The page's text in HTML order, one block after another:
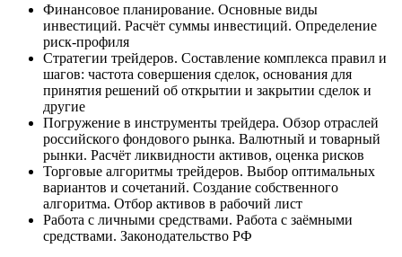
Финансовое планирование. Основные виды
инвестиций. Расчёт суммы инвестиций. Определение
риск-профиля
Стратегии трейдеров. Составление комплекса правил и
шагов: частота совершения сделок, основания для
принятия решений об открытии и закрытии сделок и
другие
Погружение в инструменты трейдера. Обзор отраслей
российского фондового рынка. Валютный и товарный
рынки. Расчёт ликвидности активов, оценка рисков
Торговые алгоритмы трейдеров. Выбор оптимальных
вариантов и сочетаний. Создание собственного
алгоритма. Отбор активов в рабочий лист
Работа с личными средствами. Работа с заёмными
средствами. Законодательство РФ